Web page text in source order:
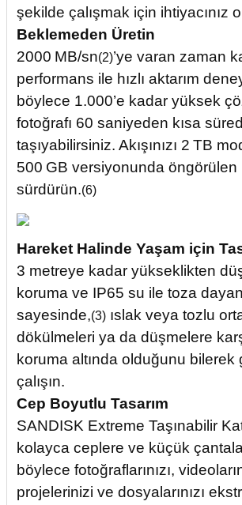
şekilde çalışmak için ihtiyacınız
Beklemeden Üretin
2000 MB/sn(2)’ye varan zaman
performans ile hızlı aktarım
böylece 1.000’e kadar yüksek
fotoğrafı 60 saniyeden kısa
taşıyabilirsiniz. Akışınızı 2 TB
500 GB versiyonunda öngörülen
sürdürün.(6)
Hareket Halinde Yaşam için
3 metreye kadar yükseklikten
koruma ve IP65 su ile toza
sayesinde,(3) ıslak veya tozlu
dökülmeleri ya da düşmelere
koruma altında olduğunu bilerek
çalışın.
Cep Boyutlu Tasarım
SANDISK Extreme Taşınabilir
kolayca ceplere ve küçük
böylece fotoğraflarınızı,
projelerinizi ve dosyalarınızı